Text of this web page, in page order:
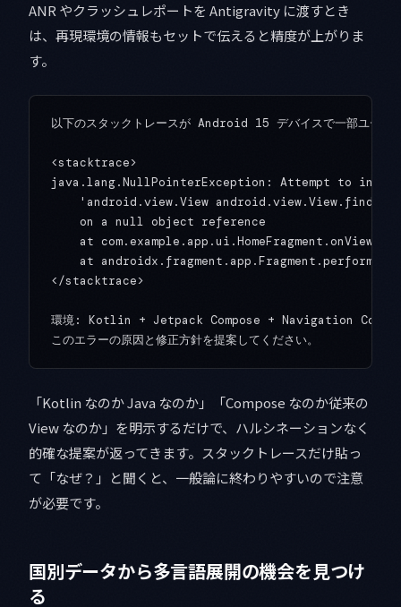
ANR やクラッシュレポートを Antigravity に渡すとき
は、再現環境の情報もセットで伝えると精度が上がりま
す。
以下のスタックトレースが Android 15 デバイスで一部ユーザ
<stacktrace>
java.lang.NullPointerException: Attempt to
'android.view.View
    on a null object reference
at
at
</stacktrace>
環境: Kotlin + Jetpack Compose + Navigation
「Kotlin なのか Java なのか」「Compose なのか従来の
View なのか」を明示するだけで、ハルシネーションなく
的確な提案が返ってきます。スタックトレースだけ貼っ
て「なぜ？」と聞くと、一般論に終わりやすいので注意
が必要です。
国別データから多言語展開の機会を見つけ
る